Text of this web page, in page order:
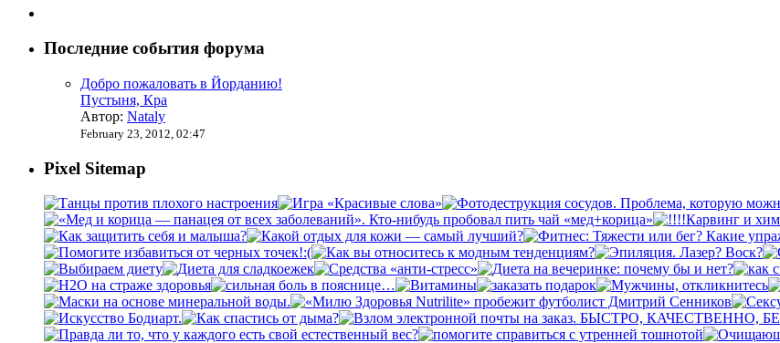
Последние события форума
Добро пожаловать в Йорданию!
Пустыня, Кра
Автор: Nataly
February 23, 2012, 02:47
Pixel Sitemap